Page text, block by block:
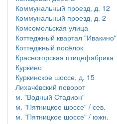
Коммунальный проезд, д. 12
Коммунальный проезд, д. 2
Комсомольская улица
Коттеджный квартал "Ивакино"
Коттеджный посёлок
Красногорская птицефабрика
Куркино
Куркинское шоссе, д. 15
Лихачёвский поворот
м. "Водный Стадион"
м. "Пятницкое шоссе" / сев.
м. "Пятницкое шоссе" / южн.